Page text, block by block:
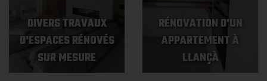
DIVERS TRAVAUX
D'ESPACES RÉNOVÉS
SUR MESURE
RÉNOVATION D'UN
APPARTEMENT À
LLANÇÀ